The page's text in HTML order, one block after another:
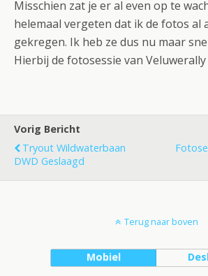
Misschien zat je er al even op te
helemaal vergeten dat ik de fotos al
gekregen. Ik heb ze dus nu maar
Hierbij de fotosessie van Veluwerally
Vorig Bericht
Tryout Wildwaterbaan
DWD Geslaagd
Terug naar boven
Mobiel